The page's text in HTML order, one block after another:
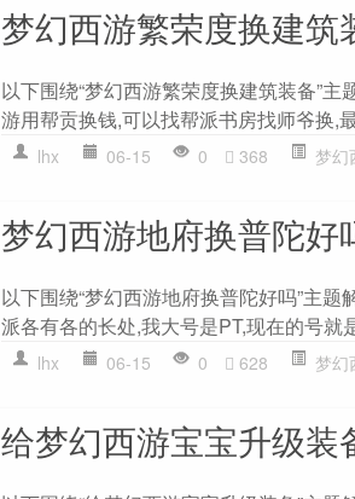
梦幻西游繁荣度换建筑
以下围绕“梦幻西游繁荣度换建筑装备”
游用帮贡换钱,可以找帮派书房找师爷换,
lhx 06-15 0 368 梦幻
梦幻西游地府换普陀好
以下围绕“梦幻西游地府换普陀好吗”主
派各有各的长处,我大号是PT,现在的号就
lhx 06-15 0 628 梦幻
给梦幻西游宝宝升级装